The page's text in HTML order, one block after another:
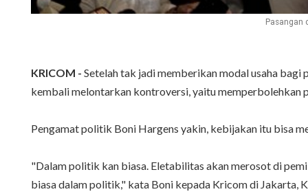
Pasangan
KRICOM - Setelah tak jadi memberikan modal usaha
kembali melontarkan kontroversi, yaitu memperbolehkan
Pengamat politik Boni Hargens yakin, kebijakan itu bisa
‎"Dalam politik kan biasa. Eletabilitas akan merosot di
biasa dalam politik," kata Boni kepada Kricom di Jakarta,